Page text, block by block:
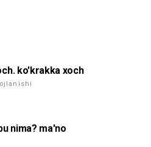
ko'krakka xoch
nima? ma'no